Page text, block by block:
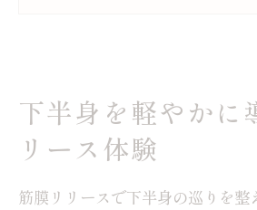
リンパマッサージと筋膜リリ
効果
リンパマッサージで筋膜の
下半身を軽やかに
リース体験
筋膜リリースで下半身の巡りを整